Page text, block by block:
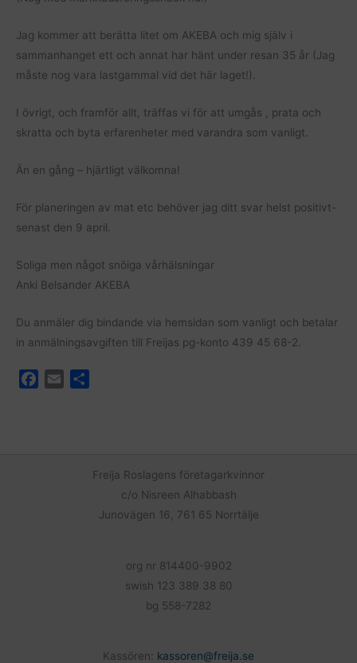
Jag kommer att berätta litet om AKEBA och mig själv i
sammanhanget ett och annat har hänt under resan 35 år (Jag
måste nog vara lastgammal vid det här laget!).
I övrigt, och framför allt, träffas vi för att umgås , prata och
skratta och byta erfarenheter med varandra som vanligt.
Än en gång – hjärtligt välkomna!
För planeringen av mat etc behöver jag ditt svar helst positivt-
senast den 9 april.
Soliga men något snöiga vårhälsningar
Anki Belsander AKEBA
Du anmäler dig bindande via hemsidan som vanligt och betalar
in anmälningsavgiften till Freijas pg-konto 439 45 68-2.
Freija Roslagens företagarkvinnor
c/o Nisreen Alhabbash
Junovägen 16, 761 65 Norrtälje
org nr 814400-9902
swish 123 389 38 80
bg 558-7282
Kassören: kassoren@freija.se